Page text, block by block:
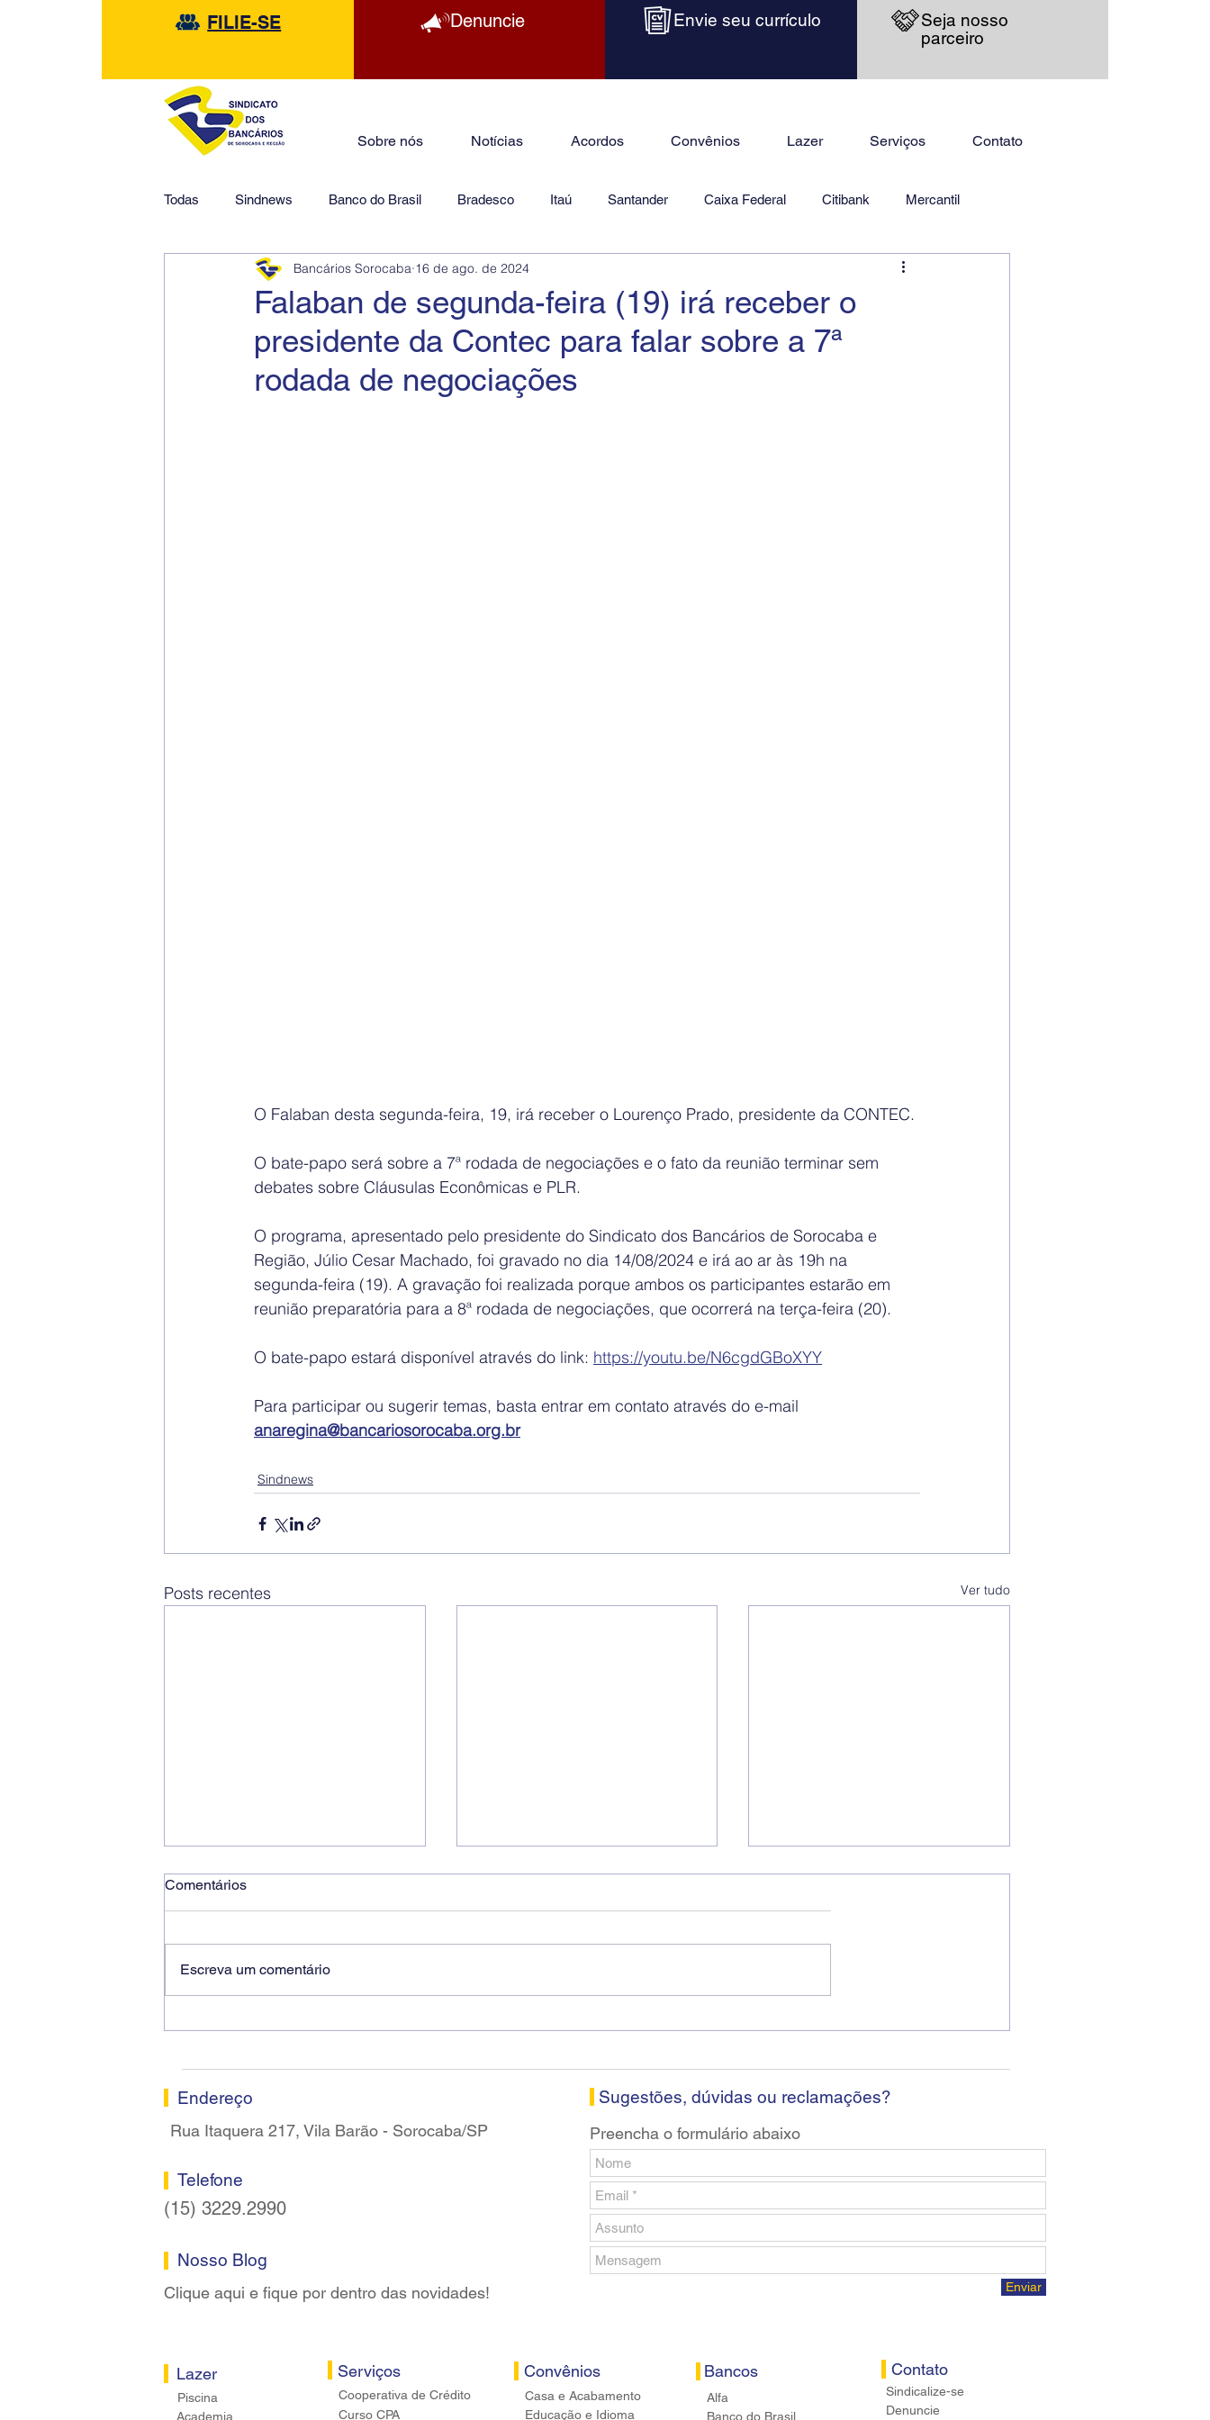
FILIE-SE Denuncie Envie seu currículo
Seja nosso
parceiro
Sobre nós Notícias Acordos Convênios Lazer Serviços Contato
Todas Sindnews Banco do Brasil Bradesco Itaú Santander Caixa Federal Citibank Mercantil
HSBC Financeiras Jurídico
Falaban de segunda-feira (19) irá receber o
presidente da Contec para falar sobre a 7ª
rodada de negociações
Bancários Sorocaba 16 de ago. de 2024
O Falaban desta segunda-feira, 19, irá receber o Lourenço Prado, presidente da CONTEC.
O bate-papo será sobre a 7ª rodada de negociações e o fato da reunião terminar sem
debates sobre Cláusulas Econômicas e PLR.
O programa, apresentado pelo presidente do Sindicato dos Bancários de Sorocaba e
Região, Júlio Cesar Machado, foi gravado no dia 14/08/2024 e irá ao ar às 19h na
segunda-feira (19). A gravação foi realizada porque ambos os participantes estarão em
reunião preparatória para a 8ª rodada de negociações, que ocorrerá na terça-feira (20).
O bate-papo estará disponível através do link: https://youtu.be/N6cgdGBoXYY
Para participar ou sugerir temas, basta entrar em contato através do e-mail
anaregina@bancariosorocaba.org.br
Sindnews
Posts recentes Ver tudo
Comentários
Escreva um comentário
Endereço
Rua Itaquera 217, Vila Barão - Sorocaba/SP
Telefone
(15) 3229.2990
Nosso Blog
Clique aqui e fique por dentro das novidades!
Lazer
Piscina
Academia
Serviços
Cooperativa de Crédito
Curso CPA
Sugestões, dúvidas ou reclamações?
Preencha o formulário abaixo
Enviar
Convênios
Casa e Acabamento
Educação e Idioma
Bancos
Alfa
Banco do Brasil
Contato
Sindicalize-se
Denuncie